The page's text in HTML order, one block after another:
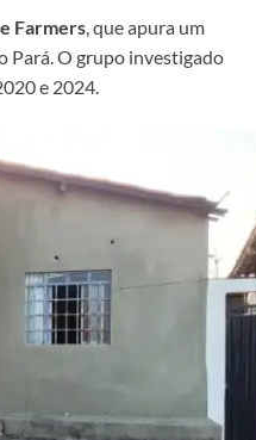
Farmers, que apura um
Pará. O grupo investigado
e 2024.